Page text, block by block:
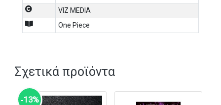
VIZ MEDIA
One Piece
Σχετικά προϊόντα
‑13%